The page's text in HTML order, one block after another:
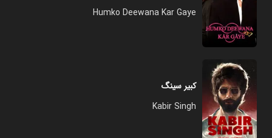
Humko Deewana Kar Gaye
کبیر سینگ
Kabir Singh